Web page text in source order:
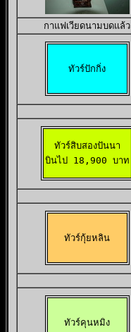
กาแฟเวียดนามบดแล้ว
ทัวร์ปักกิ่ง
ทัวร์สิบสองปันนา
บินไป 18,900 บาท
ทัวร์กุ้ยหลิน
ทัวร์คุนหมิง